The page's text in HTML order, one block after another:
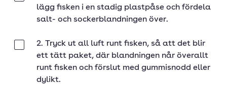
lägg fisken i en stadig plastpåse och fördela
salt- och sockerblandningen över.
2. Tryck ut all luft runt fisken, så att det blir
ett tätt paket, där blandningen når överallt
runt fisken och förslut med gummisnodd eller
dylikt.